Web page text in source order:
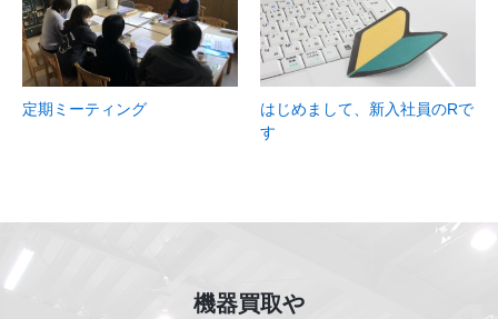
定期ミーティング
はじめまして、新入社員のRで
す
機器買取や